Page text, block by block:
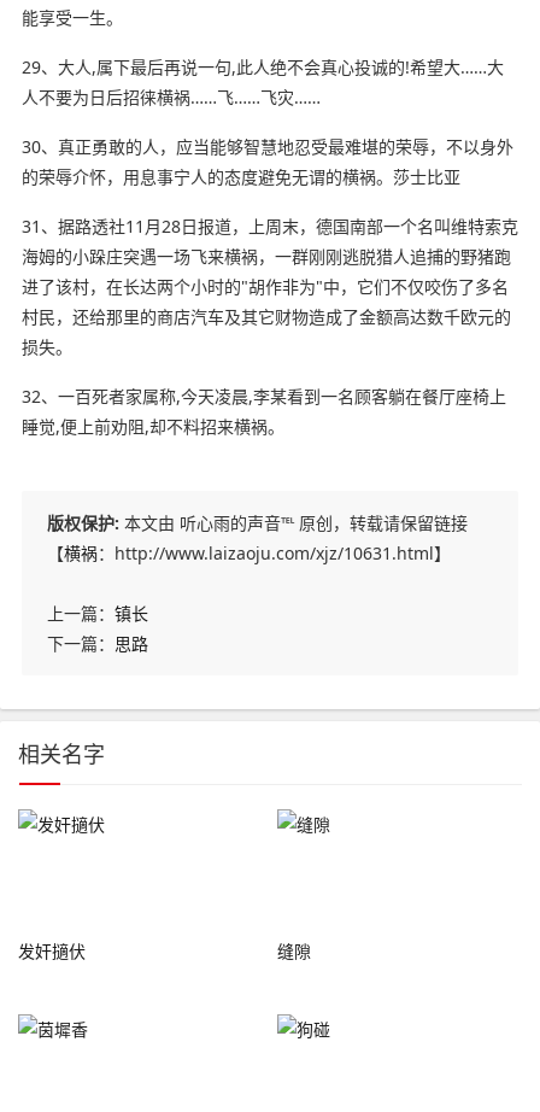
能享受一生。
29、大人,属下最后再说一句,此人绝不会真心投诚的!希望大……大
人不要为日后招徕横祸……飞……飞灾……
30、真正勇敢的人，应当能够智慧地忍受最难堪的荣辱，不以身外
的荣辱介怀，用息事宁人的态度避免无谓的横祸。莎士比亚
31、据路透社11月28日报道，上周末，德国南部一个名叫维特索克
海姆的小跺庄突遇一场飞来横祸，一群刚刚逃脱猎人追捕的野猪跑
进了该村，在长达两个小时的"胡作非为"中，它们不仅咬伤了多名
村民，还给那里的商店汽车及其它财物造成了金额高达数千欧元的
损失。
32、一百死者家属称,今天凌晨,李某看到一名顾客躺在餐厅座椅上
睡觉,便上前劝阻,却不料招来横祸。
版权保护: 本文由 听心雨的声音℡ 原创，转载请保留链接
【横祸：http://www.laizaoju.com/xjz/10631.html】
上一篇： 镇长
下一篇： 思路
相关名字
发奸擿伏 缝隙